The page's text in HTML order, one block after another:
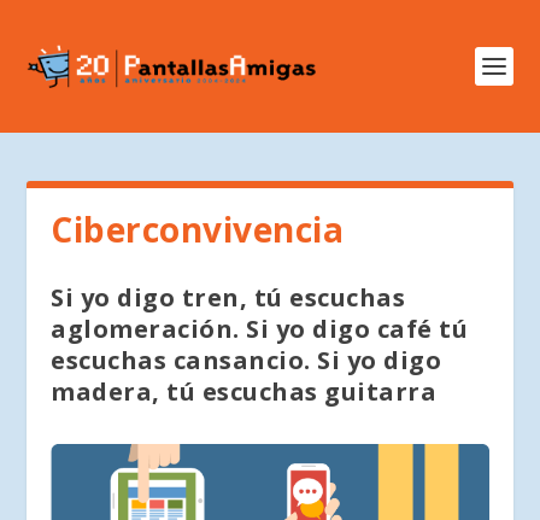
Ciberconvivencia
Si yo digo tren, tú escuchas
aglomeración. Si yo digo café tú
escuchas cansancio. Si yo digo
madera, tú escuchas guitarra